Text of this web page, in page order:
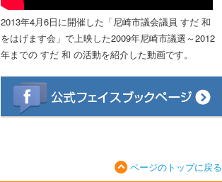
2013年4月6日に開催した「尼崎市議会議員 すだ 和
をはげます会」で上映した2009年尼崎市議選～2012
年までの すだ 和 の活動を紹介した動画です。
ページのトップに戻る